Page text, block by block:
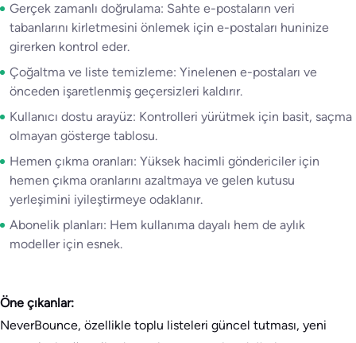
Gerçek zamanlı doğrulama: Sahte e-postaların veri
tabanlarını kirletmesini önlemek için e-postaları huninize
girerken kontrol eder.
Çoğaltma ve liste temizleme: Yinelenen e-postaları ve
önceden işaretlenmiş geçersizleri kaldırır.
Kullanıcı dostu arayüz: Kontrolleri yürütmek için basit, saçma
olmayan gösterge tablosu.
Hemen çıkma oranları: Yüksek hacimli göndericiler için
hemen çıkma oranlarını azaltmaya ve gelen kutusu
yerleşimini iyileştirmeye odaklanır.
Abonelik planları: Hem kullanıma dayalı hem de aylık
modeller için esnek.
Öne çıkanlar:
NeverBounce, özellikle toplu listeleri güncel tutması, yeni